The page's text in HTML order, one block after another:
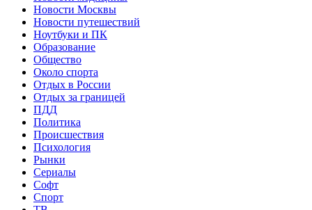
Новости Москвы
Новости путешествий
Ноутбуки и ПК
Образование
Общество
Около спорта
Отдых в России
Отдых за границей
ПДД
Политика
Происшествия
Психология
Рынки
Сериалы
Софт
Спорт